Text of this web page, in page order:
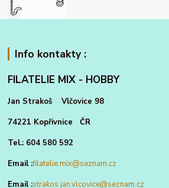
Info kontakty :
FILATELIE MIX - HOBBY
Jan Strakoš Vlčovice 98
74221 Kopřivnice ČR
Tel.: 604 580 592
Email :filatelie.mix@seznam.cz
Email :strakos.jan.vlcovice@seznam.cz